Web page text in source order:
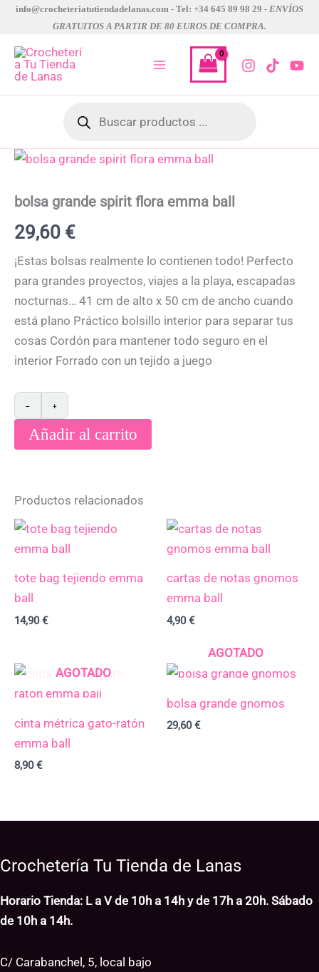
contenido
info@crocheteriatutiendadelanas.com - Tel: +34 645 89 98 29 - ENVÍOS
GRATUITOS A PARTIR DE 80 EUROS DE COMPRA.
productos
bolsa grande spirit flora emma ball
29,60 €
¡Estas bolsas realmente lo contienen todo! Perfecto
para grandes proyectos, viajes a la playa, escapadas
nocturnas… 41 cm de alto x 50 cm de ancho cuando
está plano Práctico bolsillo interior para separar tus
cosas Cordón para mantener todo seguro en el
interior Forrado con un tejido a juego
bolsa
flora
ball
cantidad
− +
Añadir al carrito
Productos relacionados
tote bag tejiendo emma
ball
14,90€
cartas de notas gnomos
emma ball
4,90€
AGOTADO
cinta métrica gato-ratón
emma ball
8,90€
AGOTADO
bolsa grande gnomos
29,60€
Crochetería Tu Tienda de Lanas
Horario Tienda: L a V de 10h a 14h y de 17h a 20h. Sábado
de 10h a 14h.
C/ Carabanchel, 5, local bajo